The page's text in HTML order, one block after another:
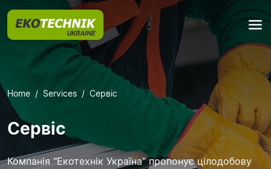
Home Services Сервіс
Сервіс
Компанія "Екотехнік Україна" пропонує цілодобову